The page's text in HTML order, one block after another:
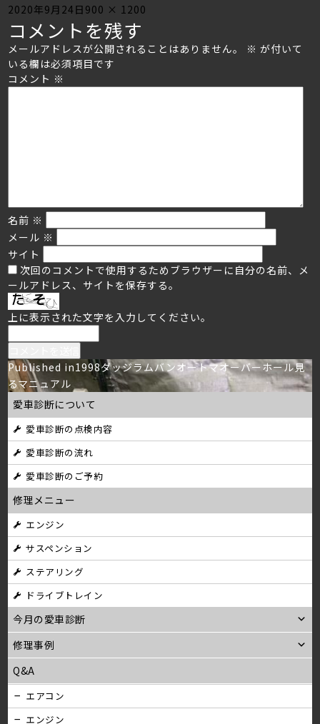
Posted
on
2020年9月24日 Full
size
900 × 1200
コメントを残す
メールアドレスが公開されることはありません。 ※ が付いて
いる欄は必須項目です
コメント ※
名前 ※
メール ※
サイト
次回のコメントで使用するためブラウザーに自分の名前、メ
ールアドレス、サイトを保存する。
上に表示された文字を入力してください。
投
稿
ナ
ビ
ゲ
ー
シ
ョ
ン
Published in1998ダッジラムバンオートマオーバーホール見
るマニュアル
愛車診断について
愛車診断の点検内容
愛車診断の流れ
愛車診断のご予約
修理メニュー
エンジン
サスペンション
ステアリング
ドライブトレイン
今月の愛車診断
修理事例
Q&A
エアコン
エンジン